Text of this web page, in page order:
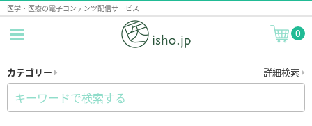
医学・医療の電子コンテンツ配信サービス
0
カテゴリー 詳細検索